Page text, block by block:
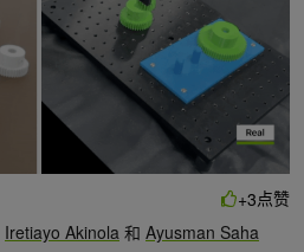
Iretiayo Akinola 和 Ayusman Saha
+3点赞